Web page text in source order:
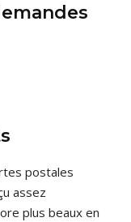
postales
assez
plus beaux en